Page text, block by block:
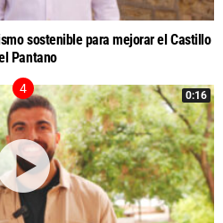
sostenible para mejorar el Castillo
Pantano
0:16